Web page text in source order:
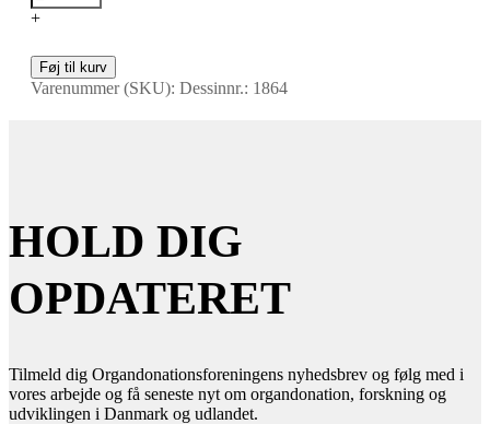
+
Føj til kurv
Varenummer (SKU): Dessinnr.: 1864
HOLD DIG
OPDATERET
Tilmeld dig Organdonationsforeningens nyhedsbrev og følg med i
vores arbejde og få seneste nyt om organdonation, forskning og
udviklingen i Danmark og udlandet.